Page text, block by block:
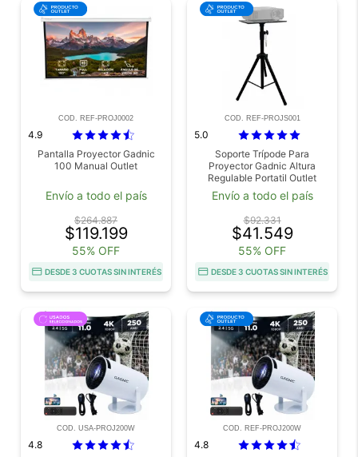
COD. REF-PROJ0002
4.9
Pantalla Proyector Gadnic
100 Manual Outlet
Envío a todo el país
$264.887
$119.199
55% OFF
DESDE 3 CUOTAS SIN INTERÉS
COD. REF-PROJS001
5.0
Soporte Trípode Para
Proyector Gadnic Altura
Regulable Portatil Outlet
Envío a todo el país
$92.331
$41.549
55% OFF
DESDE 3 CUOTAS SIN INTERÉS
COD. USA-PROJ200W
4.8
COD. REF-PROJ200W
4.8